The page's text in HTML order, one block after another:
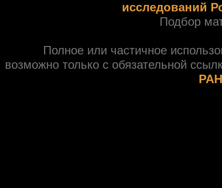
исследований
Подбор
Полное или частичное
возможно только с обязательной